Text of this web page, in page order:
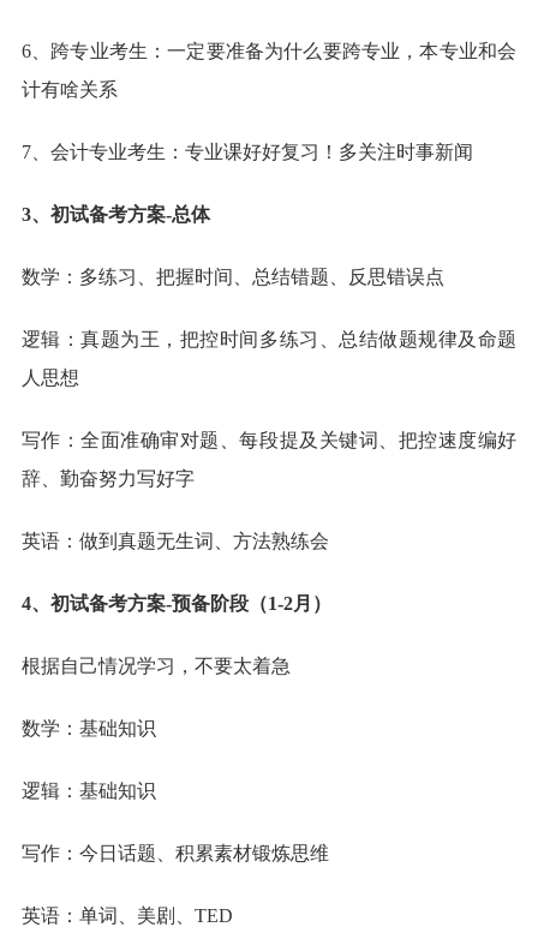
6、跨专业考生：一定要准备为什么要跨专业，本专业和会
计有啥关系
7、会计专业考生：专业课好好复习！多关注时事新闻
3、初试备考方案-总体
数学：多练习、把握时间、总结错题、反思错误点
逻辑：真题为王，把控时间多练习、总结做题规律及命题
人思想
写作：全面准确审对题、每段提及关键词、把控速度编好
辞、勤奋努力写好字
英语：做到真题无生词、方法熟练会
4、初试备考方案-预备阶段（1-2月）
根据自己情况学习，不要太着急
数学：基础知识
逻辑：基础知识
写作：今日话题、积累素材锻炼思维
英语：单词、美剧、TED